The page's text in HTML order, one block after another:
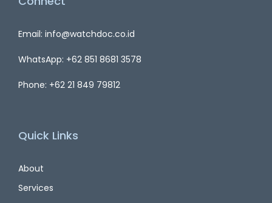
Email: info@watchdoc.co.id
WhatsApp: +62 851 8681 3578
Phone: +62 21 849 79812
Quick Links
About
Services